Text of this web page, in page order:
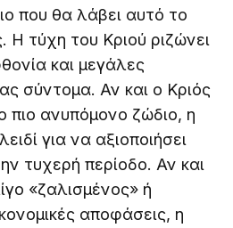
που θα λάβει αυτό το
Η τύχη του Κριού ριζώνει
και μεγάλες
σύντομα. Αν και ο Κριός
πιο ανυπόμονο ζώδιο, η
για να αξιοποιήσει
τυχερή περίοδο. Αν και
«ζαλισμένος» ή
αποφάσεις, η